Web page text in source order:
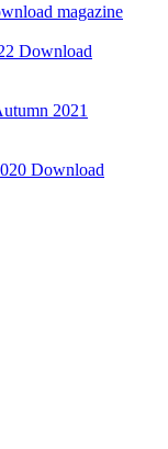
magazine
Download
Download